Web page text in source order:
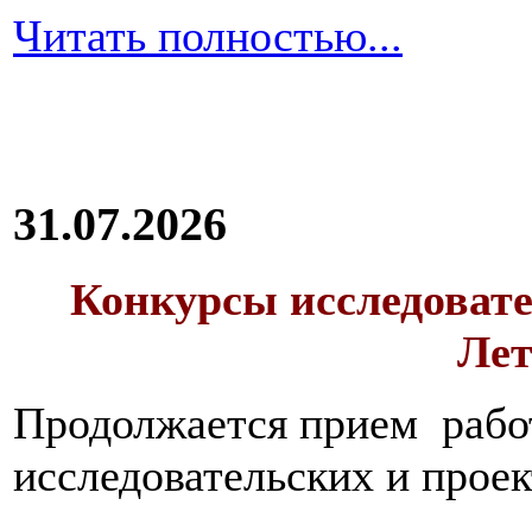
Читать полностью...
31.07.2026
Конкурсы
Продолжается прием
исследовательских и